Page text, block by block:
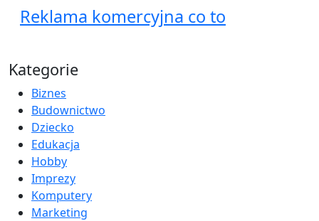
Reklama komercyjna co to
Kategorie
Biznes
Budownictwo
Dziecko
Edukacja
Hobby
Imprezy
Komputery
Marketing